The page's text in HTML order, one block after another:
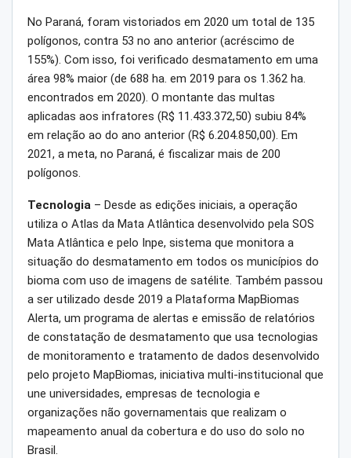
No Paraná, foram vistoriados em 2020 um total de 135
polígonos, contra 53 no ano anterior (acréscimo de
155%). Com isso, foi verificado desmatamento em uma
área 98% maior (de 688 ha. em 2019 para os 1.362 ha.
encontrados em 2020). O montante das multas
aplicadas aos infratores (R$ 11.433.372,50) subiu 84%
em relação ao do ano anterior (R$ 6.204.850,00). Em
2021, a meta, no Paraná, é fiscalizar mais de 200
polígonos.
Tecnologia – Desde as edições iniciais, a operação
utiliza o Atlas da Mata Atlântica desenvolvido pela SOS
Mata Atlântica e pelo Inpe, sistema que monitora a
situação do desmatamento em todos os municípios do
bioma com uso de imagens de satélite. Também passou
a ser utilizado desde 2019 a Plataforma MapBiomas
Alerta, um programa de alertas e emissão de relatórios
de constatação de desmatamento que usa tecnologias
de monitoramento e tratamento de dados desenvolvido
pelo projeto MapBiomas, iniciativa multi-institucional que
une universidades, empresas de tecnologia e
organizações não governamentais que realizam o
mapeamento anual da cobertura e do uso do solo no
Brasil.